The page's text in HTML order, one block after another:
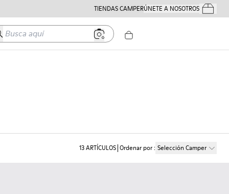
TIENDAS CAMPERÚNETE A NOSOTROSTus
aquí
13ARTÍCULOS Ordenar por: Selección Camper